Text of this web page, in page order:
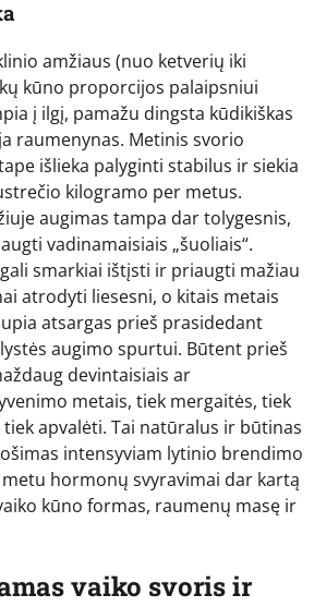
amžiaus (nuo ketverių iki
kūno proporcijos palaipsniui
į ilgį, pamažu dingsta kūdikiškas
raumenynas. Metinis svorio
išlieka palyginti stabilus ir siekia
kilogramo per metus.
augimas tampa dar tolygesnis,
vadinamaisiais „šuoliais“.
smarkiai ištįsti ir priaugti mažiau
atrodyti liesesni, o kitais metais
atsargas prieš prasidedant
augimo spurtui. Būtent prieš
devintaisiais ar
metais, tiek mergaitės, tiek
apvalėti. Tai natūralus ir būtinas
intensyviam lytinio brendimo
hormonų svyravimai dar kartą
kūno formas, raumenų masę ir
vaiko svoris ir